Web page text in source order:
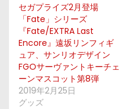
セガプライズ2月登場
「Fate」シリーズ
『Fate/EXTRA Last
Encore』遠坂リンフィギ
ュア、サンリオデザイン
FGOサーヴァントキーチェ
ーンマスコット第8弾
2019年2月25日
グッズ